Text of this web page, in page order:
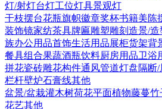
灯/射灯台灯工位灯具景观灯
干枝摆台花瓶旗帜徽章奖杯书籍美陈
装饰镜家纺茶具牌匾雕塑雕刻 造景/造
族办公用品首饰生活用品展柜货架背
餐具组合果蔬酒瓶饮料厨房用品卫浴
拼花瓷砖雕花构件通风管道灯盘隔断
栏杆壁炉石膏线其他
盆景/盆栽灌木树荷花平面植物藤蔓竹
花艺其他